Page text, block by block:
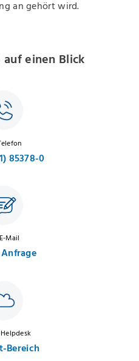
an gehört wird.
einen Blick
85378-0
Mail
Bereich